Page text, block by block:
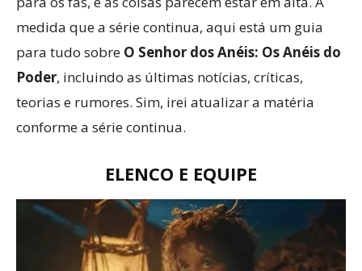
medida que a série continua, aqui está um guia
para tudo sobre O Senhor dos Anéis: Os Anéis do
Poder, incluindo as últimas notícias, críticas,
teorias e rumores. Sim, irei atualizar a matéria
conforme a série continua.
ELENCO E EQUIPE